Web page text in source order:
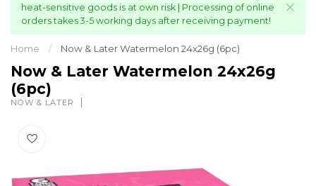
heat-sensitive goods is at own risk | Processing of online
orders takes 3-5 working days after receiving payment!
Home / Now & Later Watermelon 24x26g (6pc)
Now & Later Watermelon 24x26g
(6pc)
NOW & LATER